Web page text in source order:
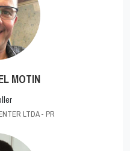
MOTIN
LTDA - PR